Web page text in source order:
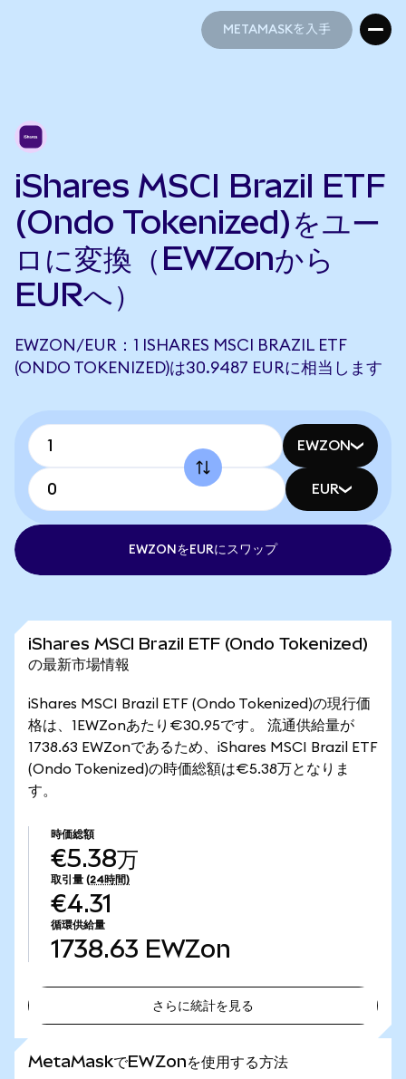
METAMASKを入手
iShares MSCI Brazil ETF
(Ondo Tokenized)をユー
ロに変換（EWZonから
EURへ）
EWZON/EUR：1 ISHARES MSCI BRAZIL ETF
(ONDO TOKENIZED)は30.9487 EURに相当します
EWZON
EUR
EWZONをEURにスワップ
iShares MSCI Brazil ETF (Ondo Tokenized)
の最新市場情報
iShares MSCI Brazil ETF (Ondo Tokenized)の現行価
格は、1EWZonあたり€30.95です。 流通供給量が
1738.63 EWZonであるため、iShares MSCI Brazil ETF
(Ondo Tokenized)の時価総額は€5.38万となりま
す。
時価総額
€5.38万
取引量 (24時間)
€4.31
循環供給量
1738.63 EWZon
さらに統計を見る
MetaMaskでEWZonを使用する方法